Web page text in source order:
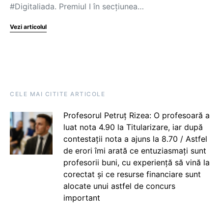
#Digitaliada. Premiul I în secțiunea…
Vezi articolul
CELE MAI CITITE ARTICOLE
Profesorul Petruț Rizea: O profesoară a
luat nota 4.90 la Titularizare, iar după
contestații nota a ajuns la 8.70 / Astfel
de erori îmi arată ce entuziasmați sunt
profesorii buni, cu experiență să vină la
corectat și ce resurse financiare sunt
alocate unui astfel de concurs
important